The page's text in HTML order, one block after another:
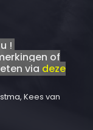
!
of
via deze
Kees van